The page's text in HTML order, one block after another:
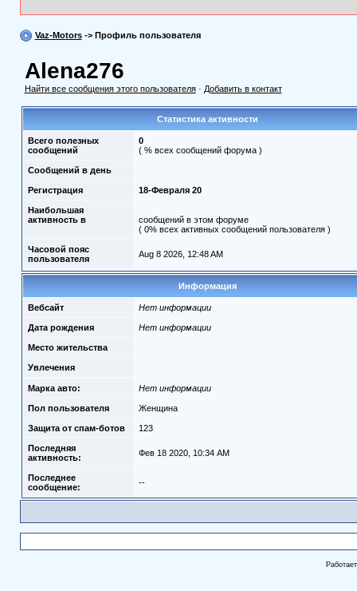
Vaz-Motors-> Профиль пользователя
Alena276
Найти все сообщения этого пользователя· Добавить в контакт
Статистика активности
Всего полезных
сообщений
0
( % всех сообщений форума )
Сообщений в день
Регистрация 18-Февраля 20
Наибольшая
активность в
сообщений в этом форуме
( 0% всех активных сообщений пользователя )
Часовой пояс
пользователя
Aug 8 2026, 12:48 AM
Информация
Вебсайт Нет информации
Дата рождения Нет информации
Место жительства
Увлечения
Марка авто: Нет информации
Пол пользователя Женщина
Защита от спам-ботов 123
Последняя
активность:
Фев 18 2020, 10:34 AM
Последнее
сообщение:
--